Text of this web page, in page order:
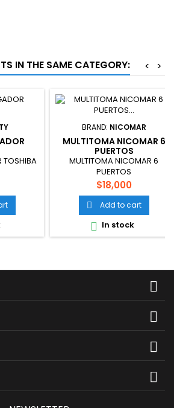
IN THE SAME CATEGORY: >
<
TOSHIBA
BRAND: NICOMAR
MULTITOMA NICOMAR 6
PUERTOS
MULTITOMA NICOMAR 6
PUERTOS
Price
$18,000
 Add to cart
 In stock



